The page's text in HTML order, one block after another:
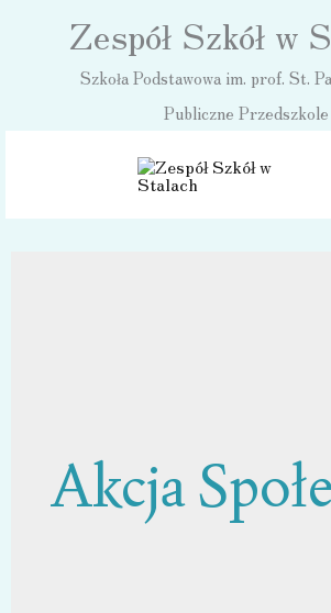
Zespół Szkół w
Szkoła Podstawowa im. prof. St.
Publiczne Przedszkole
Akcja